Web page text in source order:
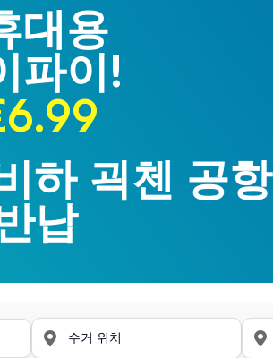
대용
파이!
하 괵첸 공항
납
브존 공항
납